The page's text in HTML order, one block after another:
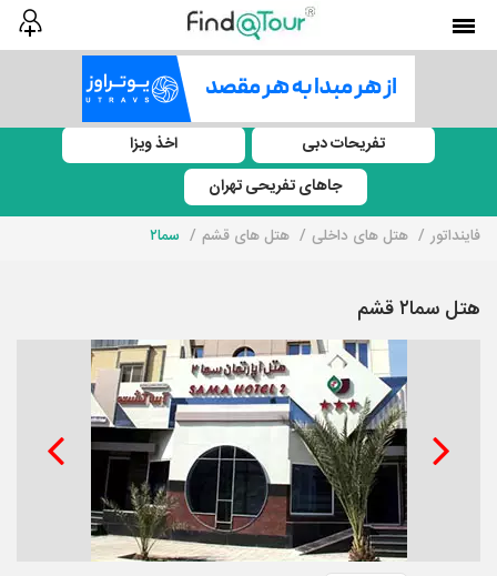
تفریحات دبی
اخذ ویزا
جاهای تفریحی تهران
فاینداتور هتل های داخلی هتل های قشم سما۲
هتل سما۲ قشم